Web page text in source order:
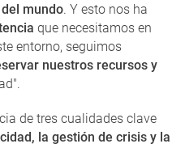
mundo. Y esto nos ha
que necesitamos en
entorno, seguimos
nuestros recursos y
de tres cualidades clave
la gestión de crisis y la